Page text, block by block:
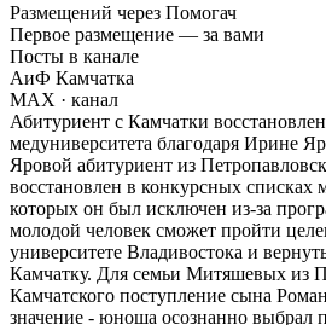
Размещений через Помогач
Первое размещение — за вами
Посты в канале
АиФ Камчатка
MAX · канал
Абитуриент с Камчатки
медуниверситета благодаря Ирине
Яровой абитуриент из
восстановлен в конкурсных списках
которых он был исключен из-за
молодой человек сможет пройти
университете Владивостока и
Камчатку. Для семьи Митяшевых из
Камчатского поступление сына
значение - юноша осознанно выбрал